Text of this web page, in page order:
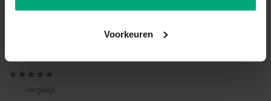
Voorkeuren
Vergelijk